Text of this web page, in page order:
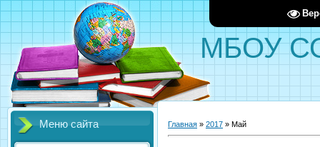
МБОУ
Меню сайта Главная » 2017 » Май